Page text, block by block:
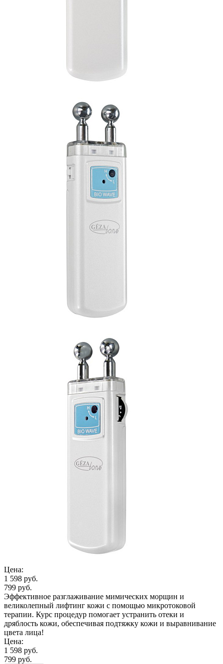
Цена:
1 598 руб.
799 руб.
Эффективное разглаживание мимических морщин и
великолепный лифтинг кожи с помощью микротоковой
терапии. Курс процедур помогает устранить отеки и
дряблость кожи, обеспечивая подтяжку кожи и выравнивание
цвета лица!
Цена:
1 598 руб.
799 руб.